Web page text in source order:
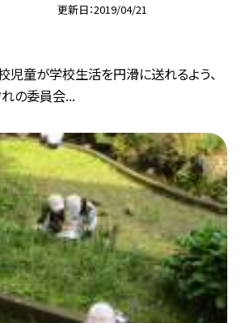
更新日 2019/04/21
児童が学校生活を円滑に送れるよう、
れの委員会...